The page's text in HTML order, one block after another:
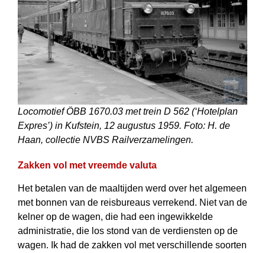
Locomotief ÖBB 1670.03 met trein D 562 (‘Hotelplan
Expres’) in Kufstein, 12 augustus 1959. Foto: H. de
Haan, collectie NVBS Railverzamelingen.
Zakken vol met vreemde valuta
Het betalen van de maaltijden werd over het algemeen
met bonnen van de reisbureaus verrekend. Niet van de
kelner op de wagen, die had een ingewikkelde
administratie, die los stond van de verdiensten op de
wagen. Ik had de zakken vol met verschillende soorten